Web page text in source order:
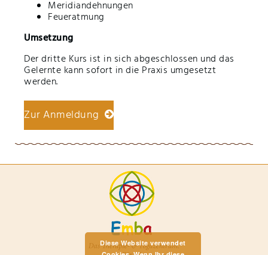
Meridiandehnungen
Feueratmung
Umsetzung
Der dritte Kurs ist in sich abgeschlossen und das
Gelernte kann sofort in die Praxis umgesetzt
werden.
Zur Anmeldung
Diese Website verwendet